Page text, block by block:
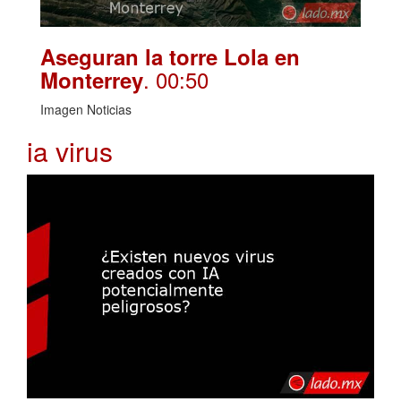
Aseguran la torre Lola en
Monterrey. 00:50
Imagen Noticias
ia virus